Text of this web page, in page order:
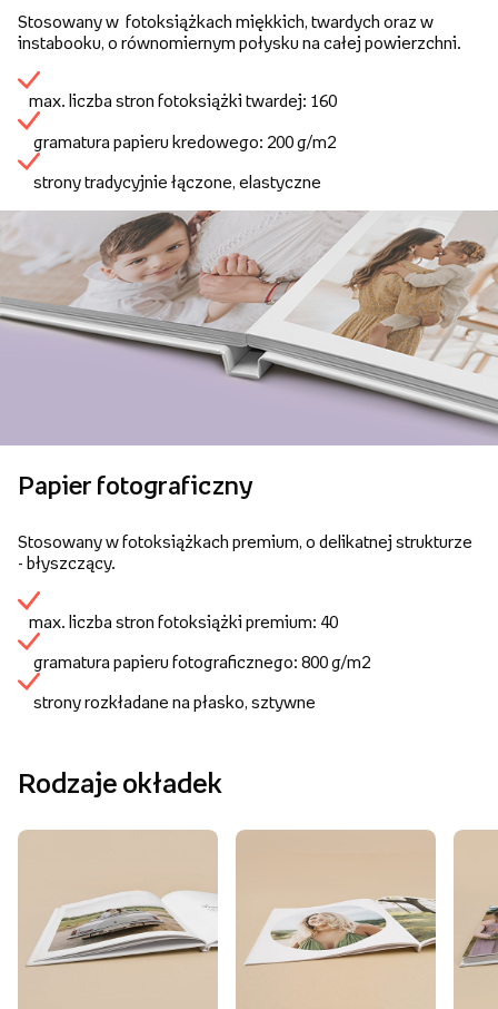
Stosowany w fotoksiążkach miękkich, twardych oraz w
instabooku, o równomiernym połysku na całej powierzchni.
max. liczba stron fotoksiążki twardej: 160
gramatura papieru kredowego: 200 g/m2
strony tradycyjnie łączone, elastyczne
Papier fotograficzny
Stosowany w fotoksiążkach premium, o delikatnej strukturze
- błyszczący.
max. liczba stron fotoksiążki premium: 40
gramatura papieru fotograficznego: 800 g/m2
strony rozkładane na płasko, sztywne
Rodzaje okładek